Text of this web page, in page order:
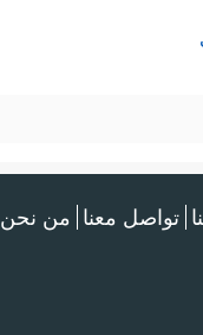
تواصل معنا من نحن